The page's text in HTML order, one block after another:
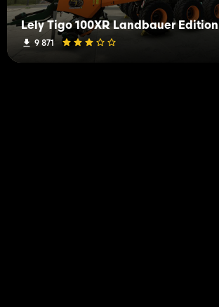
Lely Tigo 100XR Landbauer Edition
9 871